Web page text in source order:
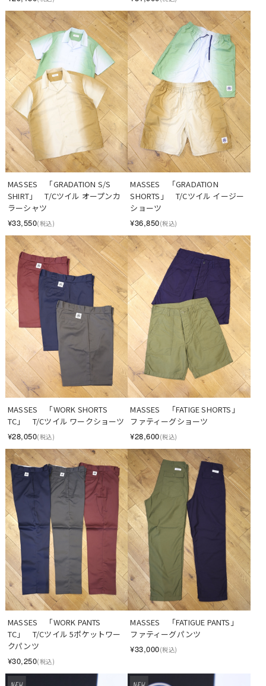
MASSES　「GRADATION S/S
SHIRT」　T/Cツイル オープンカ
ラーシャツ
¥33,550(税込)
MASSES　「GRADATION
SHORTS」　T/Cツイル イージー
ショーツ
¥36,850(税込)
MASSES　「WORK SHORTS
TC」　T/Cツイル ワークショーツ
¥28,050(税込)
MASSES　「FATIGE SHORTS」
ファティーグショーツ
¥28,600(税込)
MASSES　「WORK PANTS
TC」　T/Cツイル 5ポケットワー
クパンツ
¥30,250(税込)
MASSES　「FATIGUE PANTS」
ファティーグパンツ
¥33,000(税込)